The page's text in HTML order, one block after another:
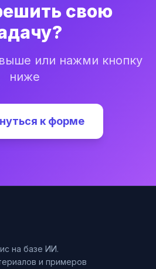
свою
или нажми кнопку
ниже
к форме
на базе ИИ.
и примеров